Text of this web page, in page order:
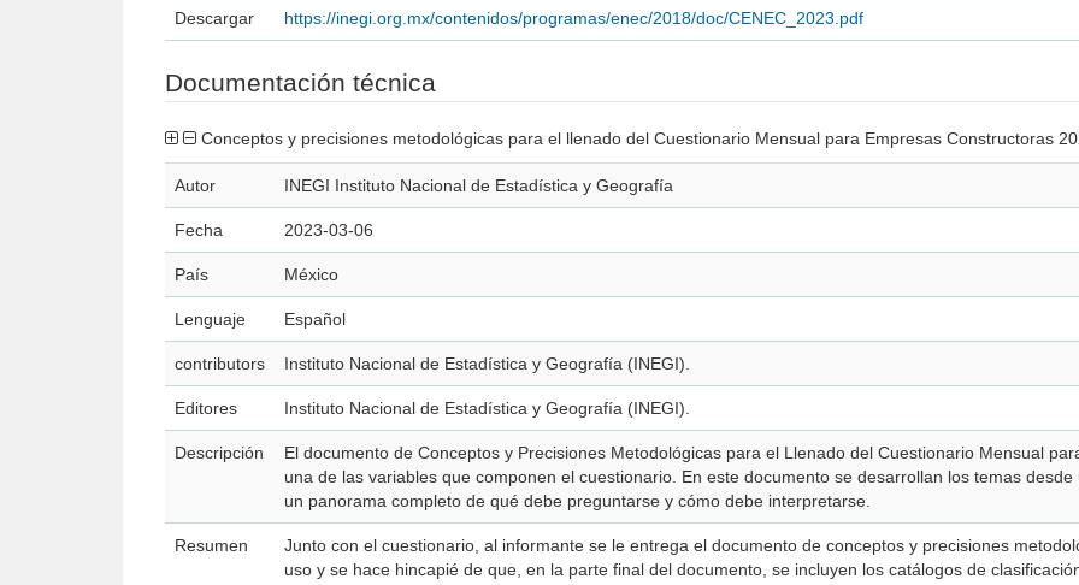
Descargar https://inegi.org.mx/contenidos/programas/enec/2018/doc/CENEC_2023.pdf
Documentación técnica
Conceptos y precisiones metodológicas para el llenado del Cuestionario Mensual para Empresas Constructoras
Autor INEGI Instituto Nacional de Estadística y Geografía
Fecha 2023-03-06
País México
Lenguaje Español
contributors Instituto Nacional de Estadística y Geografía (INEGI).
Editores Instituto Nacional de Estadística y Geografía (INEGI).
Descripción
El documento de Conceptos y Precisiones Metodológicas para el Llenado del Cuestionario Mensual
una de las variables que componen el cuestionario. En este documento se desarrollan los temas
un panorama completo de qué debe preguntarse y cómo debe interpretarse.
Resumen
Junto con el cuestionario, al informante se le entrega el documento de conceptos y precisiones
uso y se hace hincapié de que, en la parte final del documento, se incluyen los catálogos de